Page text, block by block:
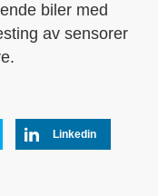
biler med
av sensorer
Linkedin